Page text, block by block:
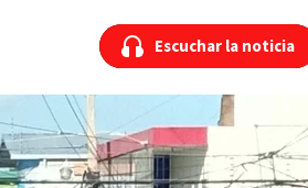
Escuchar la noticia
Escuchar la noticia